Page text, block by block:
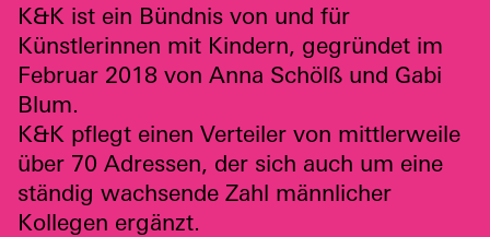
K&K ist ein Bündnis von und für
Künstlerinnen mit Kindern, gegründet im
Februar 2018 von Anna Schölß und Gabi
Blum.
K&K pflegt einen Verteiler von mittlerweile
über 70 Adressen, der sich auch um eine
ständig wachsende Zahl männlicher
Kollegen ergänzt.